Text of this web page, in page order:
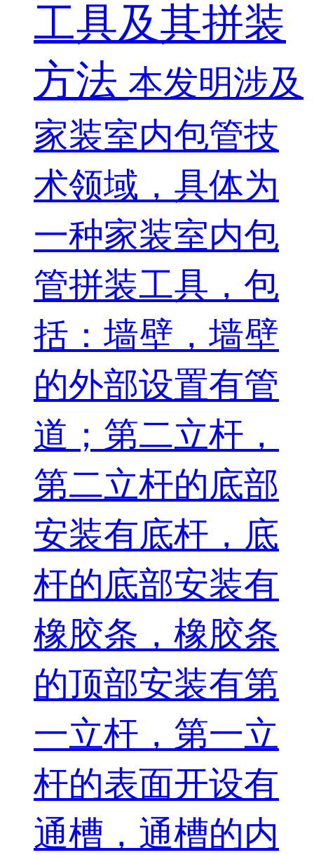
工具及其拼装
方法 本发明涉及
家装室内包管技
术领域，具体为
一种家装室内包
管拼装工具，包
括：墙壁，墙壁
的外部设置有管
道；第二立杆，
第二立杆的底部
安装有底杆，底
杆的底部安装有
橡胶条，橡胶条
的顶部安装有第
一立杆，第一立
杆的表面开设有
通槽，通槽的内